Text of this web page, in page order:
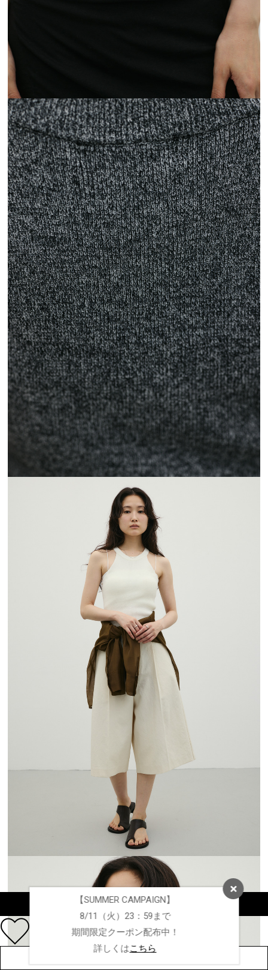
カラーを選択する（フリーサイズ）
【SUMMER CAMPAIGN】
8/11（火）23：59まで
期間限定クーポン配布中！
詳しくはこちら